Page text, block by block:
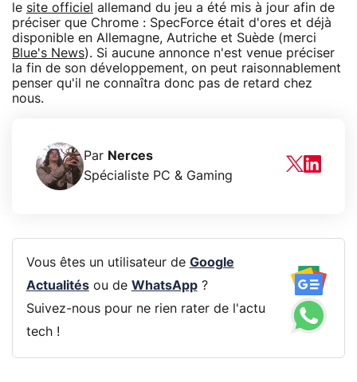
le site officiel allemand du jeu a été mis à jour afin de
préciser que Chrome : SpecForce était d'ores et déjà
disponible en Allemagne, Autriche et Suède (merci
Blue's News). Si aucune annonce n'est venue préciser
la fin de son développement, on peut raisonnablement
penser qu'il ne connaîtra donc pas de retard chez
nous.
Par Nerces
Spécialiste PC & Gaming
Vous êtes un utilisateur de Google
Actualitésou de WhatsApp?
Suivez-nous pour ne rien rater de l'actu
tech !